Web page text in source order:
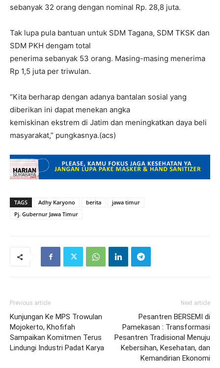
sebanyak 32 orang dengan nominal Rp. 28,8 juta.
Tak lupa pula bantuan untuk ⁠SDM Tagana, ⁠SDM TKSK dan
⁠SDM PKH dengam total
penerima sebanyak 53 orang. Masing-masing menerima
Rp 1,5 juta per triwulan.
“Kita berharap dengan adanya bantalan sosial yang
diberikan ini dapat menekan angka
kemiskinan ekstrem di Jatim dan meningkatkan daya beli
masyarakat,” pungkasnya.(acs)
TAGS Adhy Karyono berita
jawa timur
Pj. Gubernur Jawa Timur
Previous article
Kunjungan Ke MPS Trowulan
Mojokerto, Khofifah
Sampaikan Komitmen Terus
Lindungi Industri Padat Karya
Next article
Pesantren BERSEMI di
Pamekasan : Transformasi
Pesantren Tradisional Menuju
Kebersihan, Kesehatan, dan
Kemandirian Ekonomi